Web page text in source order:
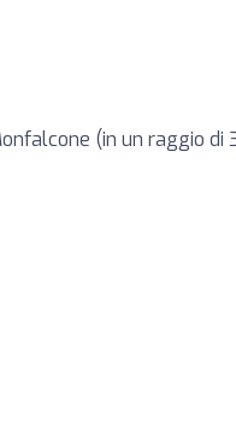
(in un raggio di